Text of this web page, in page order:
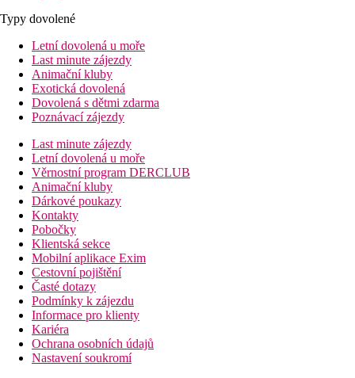
Typy dovolené
Letní dovolená u moře
Last minute zájezdy
Animační kluby
Exotická dovolená
Dovolená s dětmi zdarma
Poznávací zájezdy
Last minute zájezdy
Letní dovolená u moře
Věrnostní program DERCLUB
Animační kluby
Dárkové poukazy
Kontakty
Pobočky
Klientská sekce
Mobilní aplikace Exim
Cestovní pojištění
Časté dotazy
Podmínky k zájezdu
Informace pro klienty
Kariéra
Ochrana osobních údajů
Nastavení soukromí